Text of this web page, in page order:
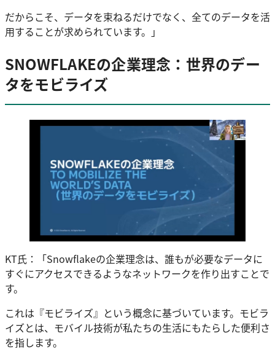
だからこそ、データを束ねるだけでなく、全てのデータを活
用することが求められています。」
SNOWFLAKEの企業理念：世界のデー
タをモビライズ
KT氏：「Snowflakeの企業理念は、誰もが必要なデータに
すぐにアクセスできるようなネットワークを作り出すことで
す。
これは『モビライズ』という概念に基づいています。モビラ
イズとは、モバイル技術が私たちの生活にもたらした便利さ
を指します。